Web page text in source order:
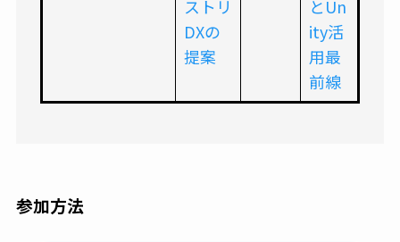
ストリ
DXの
提案
とUn
ity活
用最
前線
参加方法